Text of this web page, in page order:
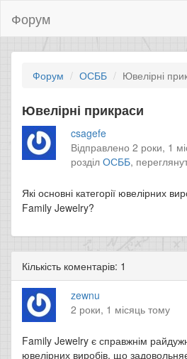
Форум
Форум ОСББ Ювелірні
Ювелірні прикраси
csagefe
Відправлено 2 роки, 1
розділОСББ,
Які основні категорії ювелірних
Family Jewelry?
Кількість коментарів: 1
zewnu
2 роки, 1 місяць тому
Family Jewelry є справжнім
ювелірних виробів, що